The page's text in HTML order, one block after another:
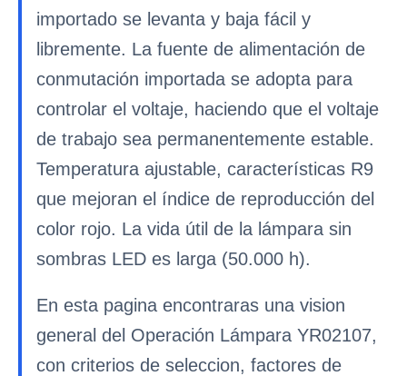
importado se levanta y baja fácil y
libremente. La fuente de alimentación de
conmutación importada se adopta para
controlar el voltaje, haciendo que el voltaje
de trabajo sea permanentemente estable.
Temperatura ajustable, características R9
que mejoran el índice de reproducción del
color rojo. La vida útil de la lámpara sin
sombras LED es larga (50.000 h).
En esta pagina encontraras una vision
general del Operación Lámpara YR02107,
con criterios de seleccion, factores de